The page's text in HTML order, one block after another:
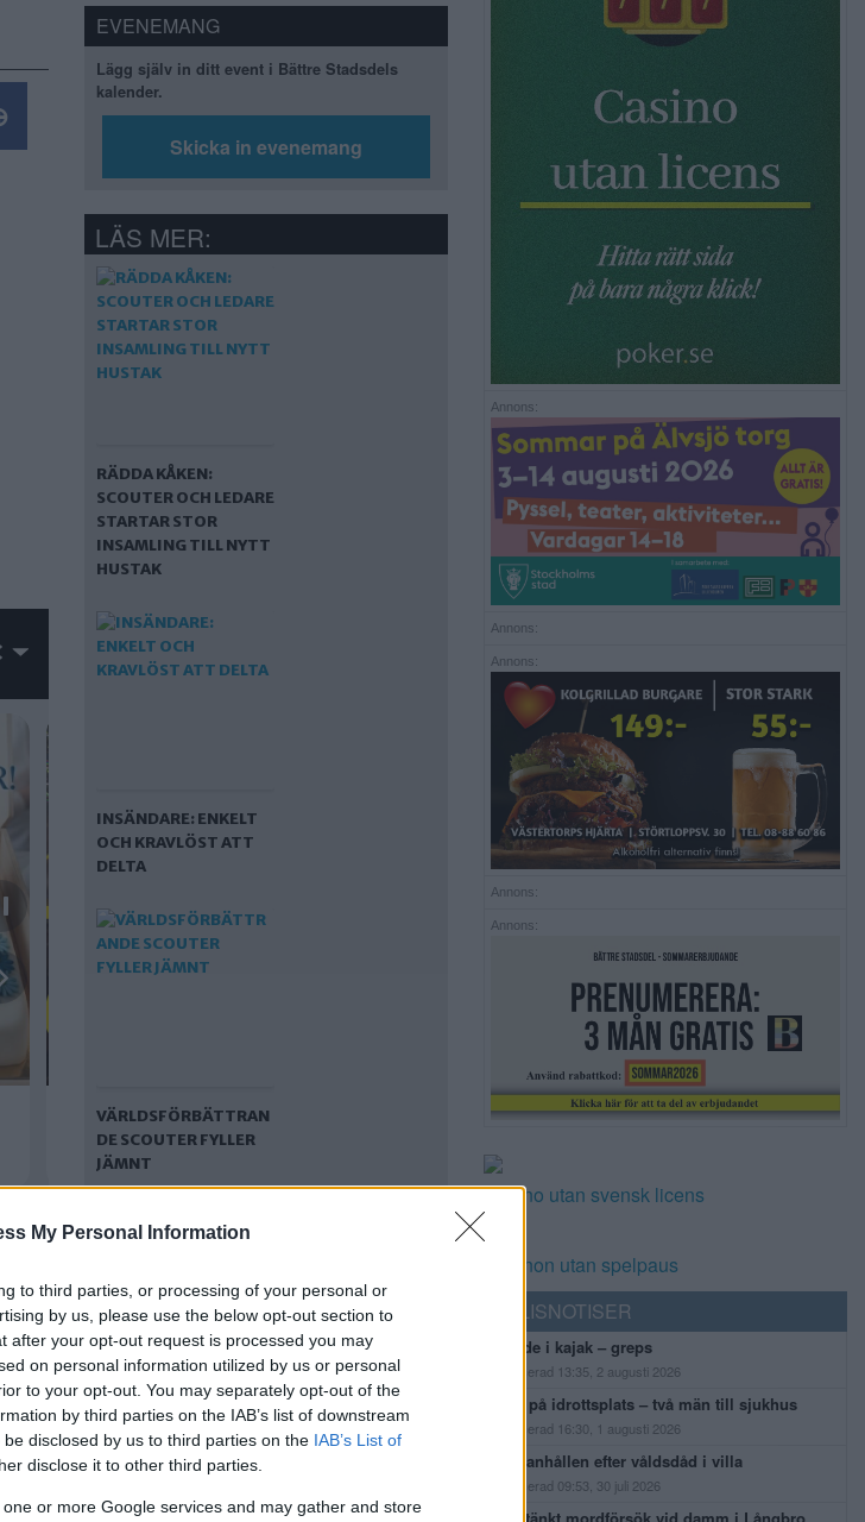
My Personal Information
to third parties, or processing of your personal or
by us, please use the below opt-out section to
after your opt-out request is processed you may
on personal information utilized by us or personal
to your opt-out. You may separately opt-out of the
by third parties on the IAB’s list of downstream
disclosed by us to third parties on the IAB’s List of
disclose it to other third parties.
or more Google services and may gather and store
att
EVENEMANG
Lägg själv in ditt event i Bättre Stadsdels
kalender.
Skicka in evenemang
LÄS MER:
RÄDDA KÅKEN:
SCOUTER OCH LEDARE
STARTAR STOR
INSAMLING TILL NYTT
HUSTAK
INSÄNDARE: ENKELT
OCH KRAVLÖST ATT
DELTA
VÄRLDSFÖRBÄTTRAN
DE SCOUTER FYLLER
JÄMNT
”STÖRSTA GREJEN ÄR
ATT UNGARNA SKA HA
ROLIGT”
Annons:
Annons:
Annons:
Annons:
Annons:
Casino utan svensk licens
Casinon utan spelpaus
POLISNOTISER
Flydde i kajak – greps
Publicerad 13:35, 2 augusti 2026
Bråk på idrottsplats – två män till sjukhus
Publicerad 16:30, 1 augusti 2026
Man anhållen efter våldsdåd i villa
Publicerad 09:53, 30 juli 2026